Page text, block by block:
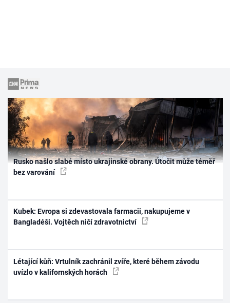
Rusko našlo slabé místo ukrajinské obrany. Útočit může téměř
bez varování
Kubek: Evropa si zdevastovala farmacii, nakupujeme v
Bangladéši. Vojtěch ničí zdravotnictví
Létající kůň: Vrtulník zachránil zvíře, které během závodu
uvízlo v kalifornských horách